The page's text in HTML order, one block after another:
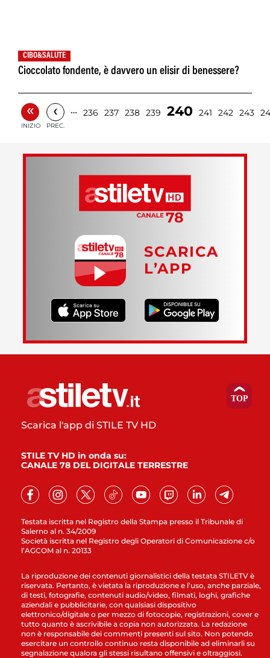
CIBO&SALUTE
Cioccolato fondente, è davvero un elisir di benessere?
«
INIZIO
‹
PREC.
… 236 237 238 239 240 241 242 243
SCARICA
L’APP
Testata iscritta nel Registro della Stampa presso il Tribunale di
Salerno al n. 34/2009
Società iscritta nel Registro degli Operatori di Comunicazione c/o
l’AGCOM al n. 20133
Scarica l'app di STILE TV HD
STILE TV HD in onda su:
CANALE 78 DEL DIGITALE TERRESTRE
La riproduzione dei contenuti giornalistici della testata STILETV è
riservata. Pertanto, è vietata la riproduzione e l’uso, anche parziale,
di testi, fotografie, contenuti audio/video, filmati, loghi, grafiche
aziendali e pubblicitarie, con qualsiasi dispositivo
elettronico/digitale o per mezzo di fotocopie, registrazioni, cover e
tutto quanto è ascrivibile a copia non autorizzata. La redazione
non è responsabile dei commenti presenti sul sito. Non potendo
esercitare un controllo continuo resta disponibile ad eliminarli su
segnalazione qualora gli stessi risultano offensivi e oltraggiosi.